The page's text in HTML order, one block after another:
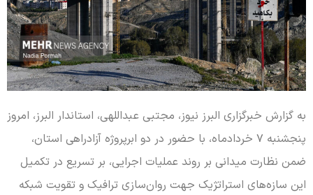
به گزارش خبرگزاری البرز نیوز، مجتبی عبداللهی، استاندار البرز، امروز
پنجشنبه ۷ خردادماه، با حضور در دو ابرپروژه آزادراهی استان،
ضمن نظارت میدانی بر روند عملیات اجرایی، بر تسریع در تکمیل
این سازه‌های استراتژیک جهت روان‌سازی ترافیک و تقویت شبکه